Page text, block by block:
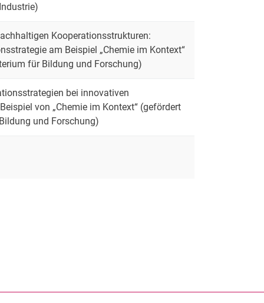
Kooperationsstrukturen:
am Beispiel „Chemie im Kontext“
für Bildung und Forschung)
bei innovativen
von „Chemie im Kontext“ (gefördert
und Forschung)
Link, öffnet neues Fenster)
(externer Link, öffnet neues Fenster)